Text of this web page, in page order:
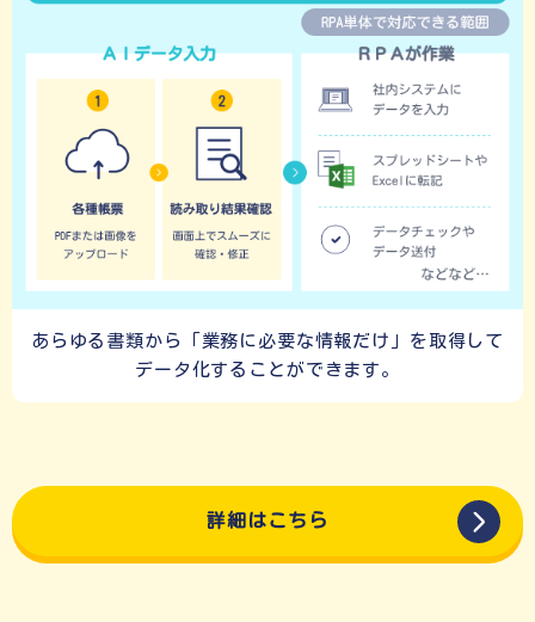
あらゆる書類から「業務に必要な情報だけ」を取得して
データ化することができます。
詳細はこちら